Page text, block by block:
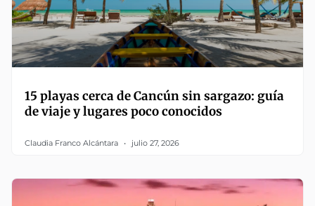
15 playas cerca de Cancún sin sargazo: guía
de viaje y lugares poco conocidos
Claudia Franco Alcántara julio 27, 2026